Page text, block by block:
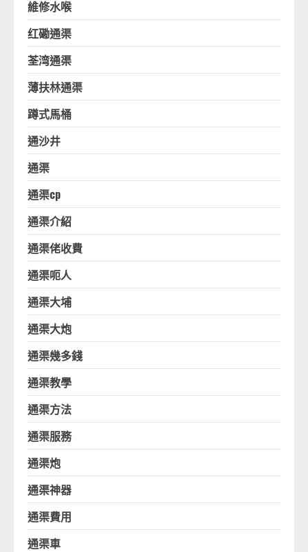
維修水喉
红磡通渠
荃湾通渠
薄扶林通渠
蹲式馬桶
通沙井
通渠
通渠cp
通渠介紹
通渠佬收費
通渠呃人
通渠大埔
通渠大炮
通渠幾多錢
通渠教學
通渠方法
通渠服務
通渠炮
通渠神器
通渠費用
通渠車